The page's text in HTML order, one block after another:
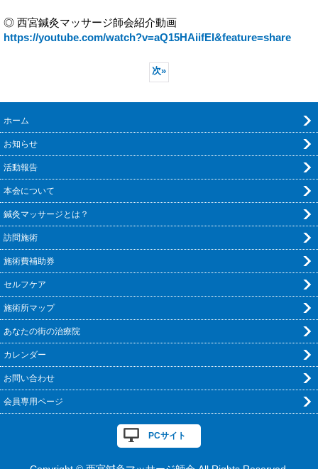
◎ 西宮鍼灸マッサージ師会紹介動画
https://youtube.com/watch?v=aQ15HAiifEI&feature=share
次»
ホーム
お知らせ
活動報告
本会について
鍼灸マッサージとは？
訪問施術
施術費補助券
セルフケア
施術所マップ
あなたの街の治療院
カレンダー
お問い合わせ
会員専用ページ
PCサイト